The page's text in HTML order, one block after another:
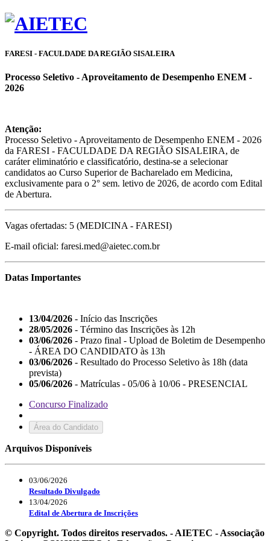
FARESI - FACULDADE DA REGIÃO SISALEIRA
Processo Seletivo - Aproveitamento de Desempenho ENEM -
2026
Atenção:
Processo Seletivo - Aproveitamento de Desempenho ENEM - 2026
da FARESI - FACULDADE DA REGIÃO SISALEIRA, de
caráter eliminatório e classificatório, destina-se a selecionar
candidatos ao Curso Superior de Bacharelado em Medicina,
exclusivamente para o 2° sem. letivo de 2026, de acordo com Edital
de Abertura.
Vagas ofertadas: 5 (MEDICINA - FARESI)
E-mail oficial: faresi.med@aietec.com.br
Datas Importantes
13/04/2026 - Início das Inscrições
28/05/2026 - Término das Inscrições às 12h
03/06/2026 - Prazo final - Upload de Boletim de Desempenho
- ÁREA DO CANDIDATO às 13h
03/06/2026 - Resultado do Processo Seletivo às 18h (data
prevista)
05/06/2026 - Matrículas - 05/06 à 10/06 - PRESENCIAL
Concurso Finalizado
Área do Candidato
Arquivos Disponíveis
03/06/2026
Resultado Divulgado
13/04/2026
Edital de Abertura de Inscrições
© Copyright. Todos direitos reservados. - AIETEC - Associação